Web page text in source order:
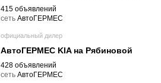
415 объявлений
cеть АвтоГЕРМЕС
официальный дилер
АвтоГЕРМЕС KIA на Рябиновой
428 объявлений
cеть АвтоГЕРМЕС